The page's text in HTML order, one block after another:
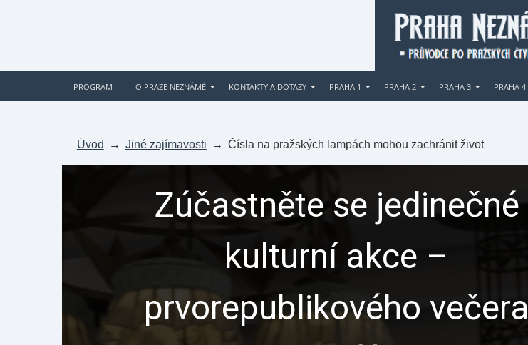
PROGRAM O PRAZE NEZNÁMÉ KONTAKTY A DOTAZY PRAHA 1 PRAHA 2 PRAHA 3 PRAHA 4
Úvod → Jiné zajímavosti → Čísla na pražských lampách mohou zachránit život
Zúčastněte se jedinečné
kulturní akce –
prvorepublikového večera